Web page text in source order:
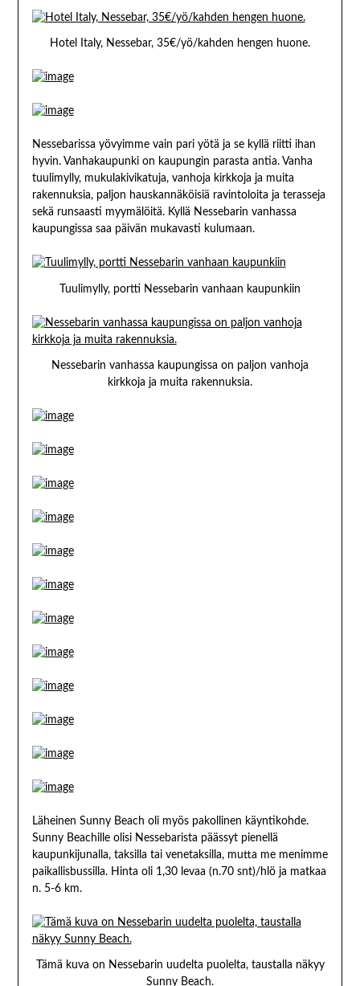
Hotel Italy, Nessebar, 35€/yö/kahden hengen huone.
Nessebarissa yövyimme vain pari yötä ja se kyllä riitti ihan
hyvin. Vanhakaupunki on kaupungin parasta antia. Vanha
tuulimylly, mukulakivikatuja, vanhoja kirkkoja ja muita
rakennuksia, paljon hauskannäköisiä ravintoloita ja terasseja
sekä runsaasti myymälöitä. Kyllä Nessebarin vanhassa
kaupungissa saa päivän mukavasti kulumaan.
Tuulimylly, portti Nessebarin vanhaan kaupunkiin
Nessebarin vanhassa kaupungissa on paljon vanhoja
kirkkoja ja muita rakennuksia.
Läheinen Sunny Beach oli myös pakollinen käyntikohde.
Sunny Beachille olisi Nessebarista päässyt pienellä
kaupunkijunalla, taksilla tai venetaksilla, mutta me menimme
paikallisbussilla. Hinta oli 1,30 levaa (n.70 snt)/hlö ja matkaa
n. 5-6 km.
Tämä kuva on Nessebarin uudelta puolelta, taustalla näkyy
Sunny Beach.